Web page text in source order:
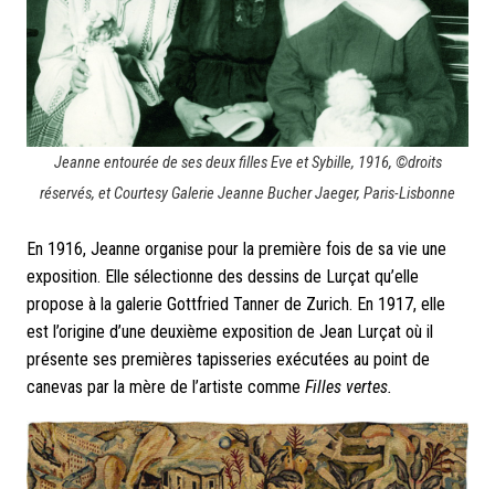
Jeanne entourée de ses deux filles Eve et Sybille, 1916, ©droits
réservés, et Courtesy Galerie Jeanne Bucher Jaeger, Paris-Lisbonne
En 1916, Jeanne organise pour la première fois de sa vie une
exposition. Elle sélectionne des dessins de Lurçat qu’elle
propose à la galerie Gottfried Tanner de Zurich. En 1917, elle
est l’origine d’une deuxième exposition de Jean Lurçat où il
présente ses premières tapisseries exécutées au point de
canevas par la mère de l’artiste comme Filles vertes.